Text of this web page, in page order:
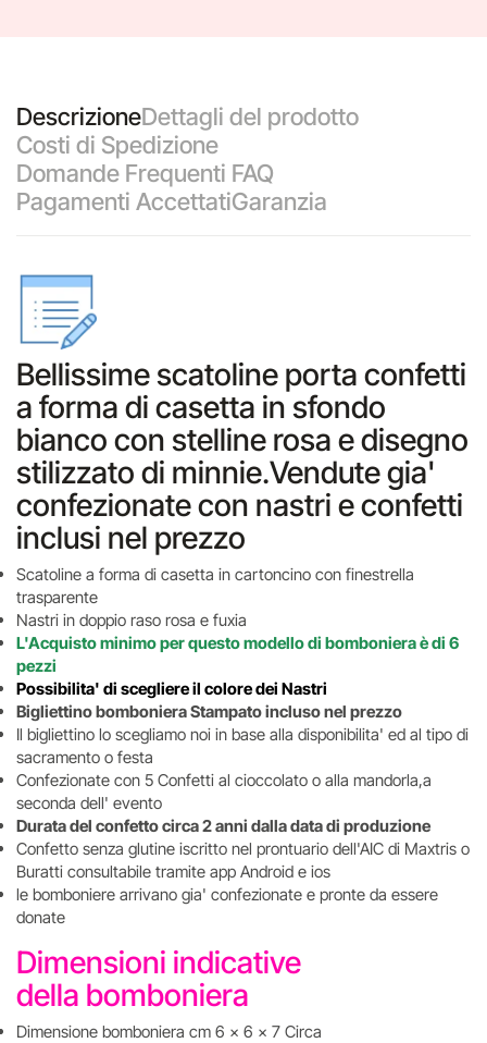
DescrizioneDettagli del prodotto
Costi di Spedizione
Domande Frequenti FAQ
Pagamenti AccettatiGaranzia
Bellissime scatoline porta confetti
a forma di casetta in sfondo
bianco con stelline rosa e disegno
stilizzato di minnie.Vendute gia'
confezionate con nastri e confetti
inclusi nel prezzo
Scatoline a forma di casetta in cartoncino con finestrella
trasparente
Nastri in doppio raso rosa e fuxia
L'Acquisto minimo per questo modello di bomboniera è di 6
pezzi
Possibilita' di scegliere il colore dei Nastri
Bigliettino bomboniera Stampato incluso nel prezzo
Il bigliettino lo scegliamo noi in base alla disponibilita' ed al tipo di
sacramento o festa
Confezionate con 5 Confetti al cioccolato o alla mandorla,a
seconda dell' evento
Durata del confetto circa 2 anni dalla data di produzione
Confetto senza glutine iscritto nel prontuario dell'AIC di Maxtris o
Buratti consultabile tramite app Android e ios
le bomboniere arrivano gia' confezionate e pronte da essere
donate
Dimensioni indicative
della bomboniera
Dimensione bomboniera cm 6 x 6 x 7 Circa